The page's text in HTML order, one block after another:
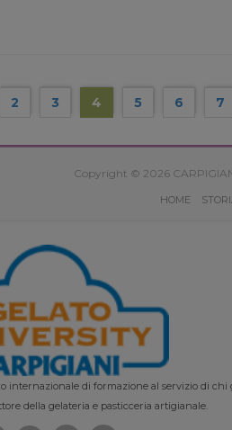
2 3 4 5 6 7
Copyright © 2026
HOME
internazionale di formazione al servizio di chi
della gelateria e pasticceria artigianale.